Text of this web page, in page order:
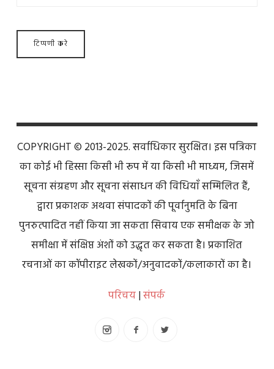
COPYRIGHT © 2013-2025. सर्वाधिकार सुरक्षित। इस पत्रिका
का कोई भी हिस्सा किसी भी रूप में या किसी भी माध्यम, जिसमें
सूचना संग्रहण और सूचना संसाधन की विधियाँ सम्मिलित हैं,
द्वारा प्रकाशक अथवा संपादकों की पूर्वानुमति के बिना
पुनरुत्पादित नहीं किया जा सकता सिवाय एक समीक्षक के जो
समीक्षा में संक्षिप्त अंशों को उद्धृत कर सकता है। प्रकाशित
रचनाओं का कॉपीराइट लेखकों/अनुवादकों/कलाकारों का है।
परिचय|संपर्क